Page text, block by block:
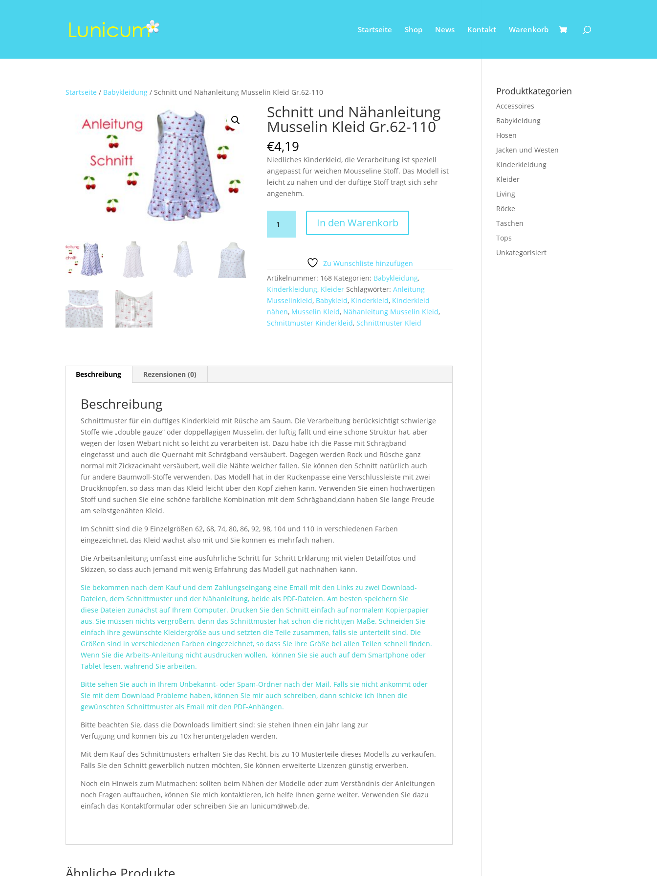
Startseite Shop News Kontakt Warenkorb
Startseite / Babykleidung / Schnitt und Nähanleitung Musselin Kleid Gr.62-110
Schnitt und Nähanleitung
Musselin Kleid Gr.62-110
€4,19
Niedliches Kinderkleid, die Verarbeitung ist speziell
angepasst für weichen Mousseline Stoff. Das Modell ist
leicht zu nähen und der duftige Stoff trägt sich sehr
angenehm.
und
Nähanleitung
Gr.62-
110
Menge
In den Warenkorb
Zu Wunschliste hinzufügen
Artikelnummer: 168 Kategorien: Babykleidung,
Kinderkleidung, Kleider Schlagwörter:Anleitung
Musselinkleid, Babykleid, Kinderkleid, Kinderkleid
nähen, Musselin Kleid, Nähanleitung Musselin Kleid,
Schnittmuster Kinderkleid,Schnittmuster Kleid
Beschreibung Rezensionen (0)
Beschreibung
Schnittmuster für ein duftiges Kinderkleid mit Rüsche am Saum. Die Verarbeitung berücksichtigt schwierige
Stoffe wie „double gauze“ oder doppellagigen Musselin, der luftig fällt und eine schöne Struktur hat, aber
wegen der losen Webart nicht so leicht zu verarbeiten ist. Dazu habe ich die Passe mit Schrägband
eingefasst und auch die Quernaht mit Schrägband versäubert. Dagegen werden Rock und Rüsche ganz
normal mit Zickzacknaht versäubert, weil die Nähte weicher fallen. Sie können den Schnitt natürlich auch
für andere Baumwoll-Stoffe verwenden. Das Modell hat in der Rückenpasse eine Verschlussleiste mit zwei
Druckknöpfen, so dass man das Kleid leicht über den Kopf ziehen kann. Verwenden Sie einen hochwertigen
Stoff und suchen Sie eine schöne farbliche Kombination mit dem Schrägband,dann haben Sie lange Freude
am selbstgenähten Kleid.
Im Schnitt sind die 9 Einzelgrößen 62, 68, 74, 80, 86, 92, 98, 104 und 110 in verschiedenen Farben
eingezeichnet, das Kleid wächst also mit und Sie können es mehrfach nähen.
Die Arbeitsanleitung umfasst eine ausführliche Schritt-für-Schritt Erklärung mit vielen Detailfotos und
Skizzen, so dass auch jemand mit wenig Erfahrung das Modell gut nachnähen kann.
Sie bekommen nach dem Kauf und dem Zahlungseingang eine Email mit den Links zu zwei Download-
Dateien, dem Schnittmuster und der Nähanleitung, beide als PDF-Dateien. Am besten speichern Sie
diese Dateien zunächst auf Ihrem Computer. Drucken Sie den Schnitt einfach auf normalem Kopierpapier
aus, Sie müssen nichts vergrößern, denn das Schnittmuster hat schon die richtigen Maße. Schneiden Sie
einfach ihre gewünschte Kleidergröße aus und setzten die Teile zusammen, falls sie unterteilt sind. Die
Größen sind in verschiedenen Farben eingezeichnet, so dass Sie ihre Größe bei allen Teilen schnell finden.
Wenn Sie die Arbeits-Anleitung nicht ausdrucken wollen, können Sie sie auch auf dem Smartphone oder
Tablet lesen, während Sie arbeiten.
Bitte sehen Sie auch in Ihrem Unbekannt- oder Spam-Ordner nach der Mail. Falls sie nicht ankommt oder
Sie mit dem Download Probleme haben, können Sie mir auch schreiben, dann schicke ich Ihnen die
gewünschten Schnittmuster als Email mit den PDF-Anhängen.
Bitte beachten Sie, dass die Downloads limitiert sind: sie stehen Ihnen ein Jahr lang zur
Verfügung und können bis zu 10x heruntergeladen werden.
Mit dem Kauf des Schnittmusters erhalten Sie das Recht, bis zu 10 Musterteile dieses Modells zu verkaufen.
Falls Sie den Schnitt gewerblich nutzen möchten, Sie können erweiterte Lizenzen günstig erwerben.
Noch ein Hinweis zum Mutmachen: sollten beim Nähen der Modelle oder zum Verständnis der Anleitungen
noch Fragen auftauchen, können Sie mich kontaktieren, ich helfe Ihnen gerne weiter. Verwenden Sie dazu
einfach das Kontaktformular oder schreiben Sie an lunicum@web.de.
Produktkategorien
Accessoires
Babykleidung
Hosen
Jacken und Westen
Kinderkleidung
Kleider
Living
Röcke
Taschen
Tops
Unkategorisiert